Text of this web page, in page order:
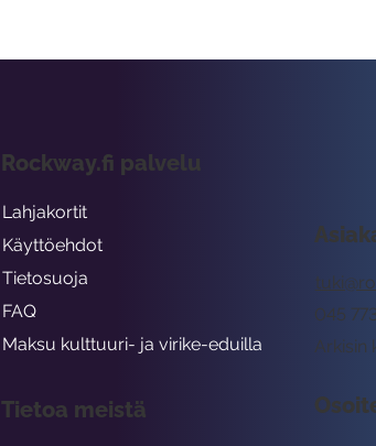
Arkisin
045
Rockway.fi palvelu
Lahjakortit
Käyttöehdot
Tietosuoja
FAQ
Maksu kulttuuri- ja virike-eduilla
Tietoa meistä